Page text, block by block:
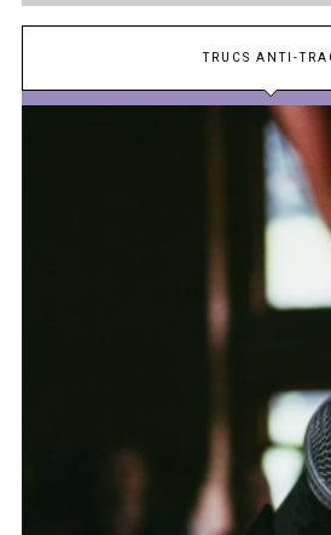
TRUCS ANTI-